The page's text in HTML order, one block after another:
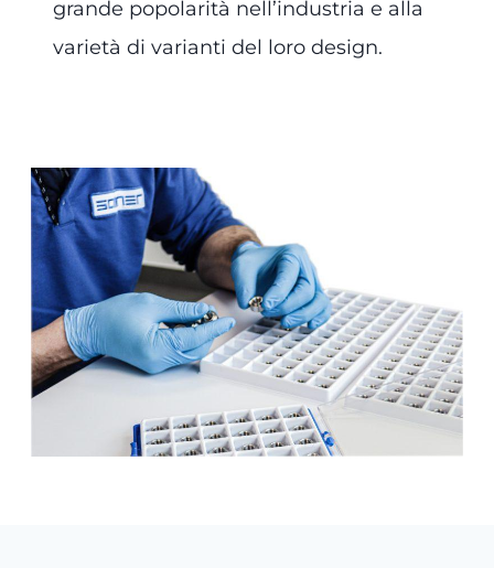
grande popolarità nell’industria e alla
varietà di varianti del loro design.